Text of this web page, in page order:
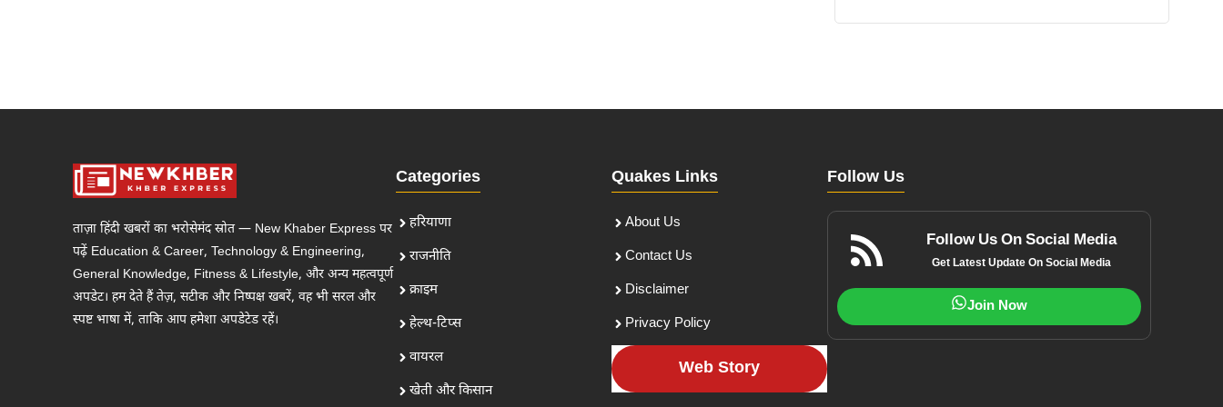
ताज़ा हिंदी खबरों का भरोसेमंद स्रोत — New Khaber Express पर
पढ़ें Education & Career, Technology & Engineering,
General Knowledge, Fitness & Lifestyle, और अन्य महत्वपूर्ण
अपडेट। हम देते हैं तेज़, सटीक और निष्पक्ष खबरें, वह भी सरल और
स्पष्ट भाषा में, ताकि आप हमेशा अपडेटेड रहें।
Categories
हरियाणा
राजनीति
क्राइम
हेल्थ-टिप्स
वायरल
खेती और किसान
Quakes Links
About Us
Contact Us
Disclaimer
Privacy Policy
Web Story
Follow Us
Follow Us On Social Media
Get Latest Update On Social Media
Join Now